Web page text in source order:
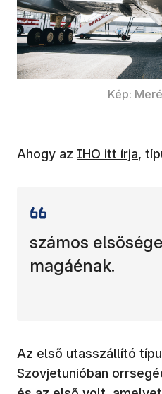
Kép:
Ahogy az (új ablakban
IHO itt írja,
számos
magáénak.
Az első utasszállító
Szovjetunióban